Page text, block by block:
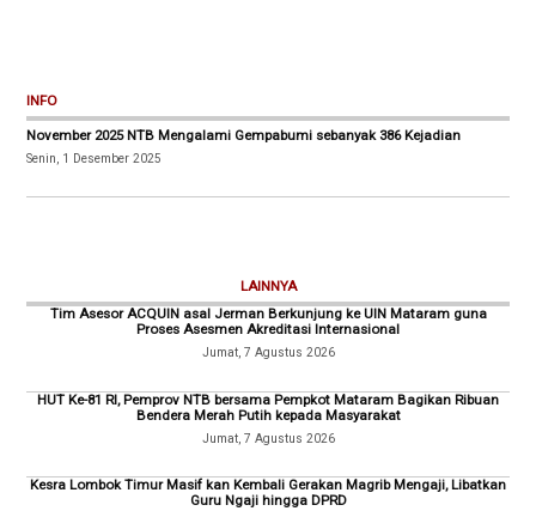
INFO
November 2025 NTB Mengalami Gempabumi sebanyak 386 Kejadian
Senin, 1 Desember 2025
LAINNYA
Tim Asesor ACQUIN asal Jerman Berkunjung ke UIN Mataram guna
Proses Asesmen Akreditasi Internasional
Jumat, 7 Agustus 2026
HUT Ke-81 RI, Pemprov NTB bersama Pempkot Mataram Bagikan Ribuan
Bendera Merah Putih kepada Masyarakat
Jumat, 7 Agustus 2026
Kesra Lombok Timur Masif kan Kembali Gerakan Magrib Mengaji, Libatkan
Guru Ngaji hingga DPRD